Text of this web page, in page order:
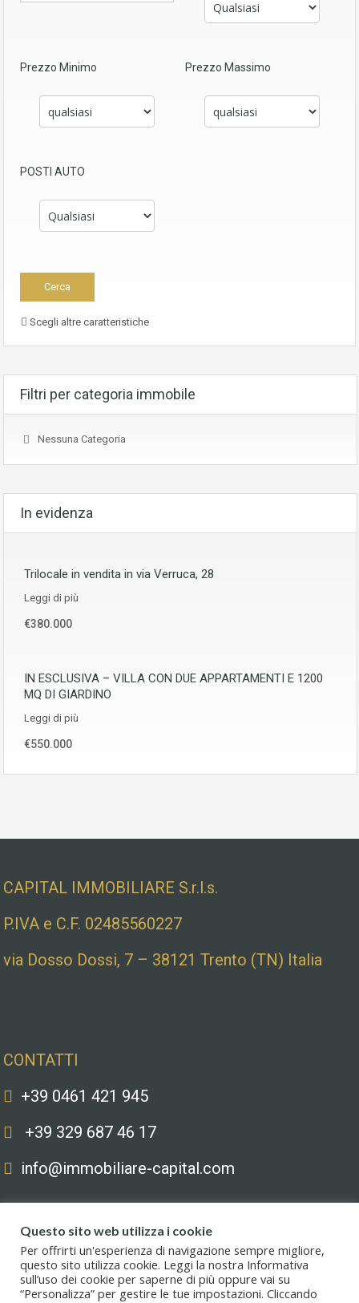
Prezzo Minimo Prezzo Massimo
POSTI AUTO
Scegli altre caratteristiche
Filtri per categoria immobile
Nessuna Categoria
In evidenza
Trilocale in vendita in via Verruca, 28
Leggi di più
€380.000
IN ESCLUSIVA – VILLA CON DUE APPARTAMENTI E 1200
MQ DI GIARDINO
Leggi di più
€550.000
CAPITAL IMMOBILIARE S.r.l.s.
P.IVA e C.F. 02485560227
via Dosso Dossi, 7 – 38121 Trento (TN) Italia
CONTATTI
+39 0461 421 945
+39 329 687 46 17
info@immobiliare-capital.com
Copyright © 2020. All Rights Reserved. Capital immobiliare S.r.l.s. | Le
immagini hanno valore puramente illustrativo. I prezzi e le informazioni
Questo sito web utilizza i cookie
Per offrirti un'esperienza di navigazione sempre migliore,
questo sito utilizza cookie. Leggi la nostra Informativa
sull’uso dei cookie per saperne di più oppure vai su
“Personalizza” per gestire le tue impostazioni. Cliccando